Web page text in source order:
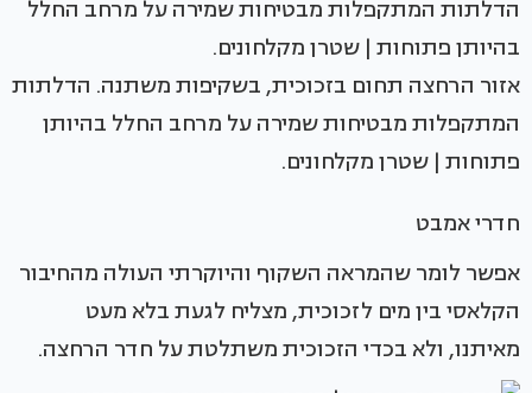
אזור הרחצה תחום בזכוכית, בשקיפות משתנה. הדלתות
המתקפלות מבטיחות שמירה על מרחב החלל בהיותן
פתוחות | שטרן מקלחונים.
חדרי אמבט
אפשר לומר שהמראה השקוף והיוקרתי העולה מהחיבור
הקלאסי בין מים לזכוכית, מצליח לגעת בלא מעט
מאיתנו, ולא בכדי הזכוכית משתלטת על חדר הרחצה.